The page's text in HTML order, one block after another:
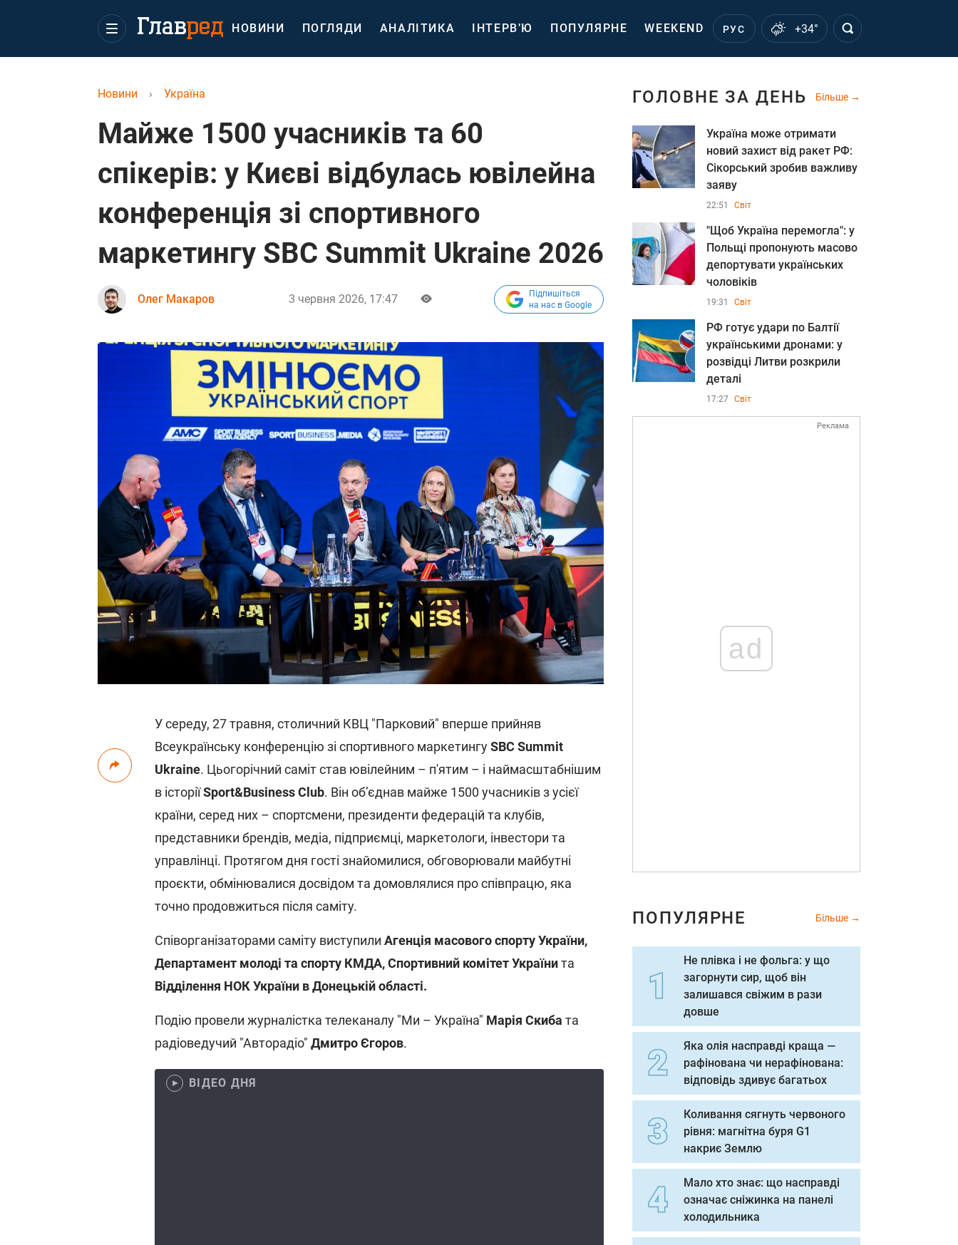
НОВИНИ ПОГЛЯДИ АНАЛІТИКА ІНТЕРВ’Ю ПОПУЛЯРНЕ WEEKEND РУС +34°
Новини › Україна
Майже 1500 учасників та 60
спікерів: у Києві відбулась ювілейна
конференція зі спортивного
маркетингу SBC Summit Ukraine 2026
Олег Макаров 3 червня 2026, 17:47
Підпишіться
на нас в Google
У середу, 27 травня, столичний КВЦ "Парковий" вперше прийняв
Всеукраїнську конференцію зі спортивного маркетингуSBC Summit
Ukraine. Цьогорічний саміт став ювілейним – п'ятим – і наймасштабнішим
в історіїSport&Business Club. Він об’єднав майже 1500 учасників з усієї
країни, серед них – спортсмени, президенти федерацій та клубів,
представники брендів, медіа, підприємці, маркетологи, інвестори та
управлінці. Протягом дня гості знайомилися, обговорювали майбутні
проєкти, обмінювалися досвідом та домовлялися про співпрацю, яка
точно продовжиться після саміту.
Співорганізаторами саміту виступили Агенція масового спорту України,
Департамент молоді та спорту КМДА, Спортивний комітет Українита
Відділення НОК України в Донецькій області.
Подію провели журналістка телеканалу "Ми – Україна" Марія Скиба та
радіоведучий "Авторадіо" Дмитро Єгоров.
ВІДЕО ДНЯ
ГОЛОВНЕ ЗА ДЕНЬ Більше
Україна може отримати
новий захист від ракет РФ:
Сікорський зробив важливу
заяву
22:51 Світ
"Щоб Україна перемогла": у
Польщі пропонують масово
депортувати українських
чоловіків
19:31 Світ
РФ готує удари по Балтії
українськими дронами: у
розвідці Литви розкрили
деталі
17:27 Світ
Реклама
ad
ПОПУЛЯРНЕ Більше
Не плівка і не фольга: у що
загорнути сир, щоб він
залишався свіжим в рази
довше
Яка олія насправді краща —
рафінована чи нерафінована:
відповідь здивує багатьох
Коливання сягнуть червоного
рівня: магнітна буря G1
накриє Землю
Мало хто знає: що насправді
означає сніжинка на панелі
холодильника